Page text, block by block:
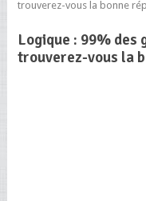
trouverez-vous la bonne
Logique : 99% des
trouverez-vous la